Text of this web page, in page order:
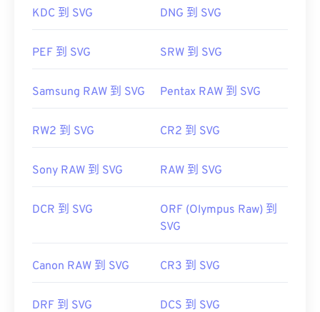
KDC 到 SVG DNG 到 SVG
PEF 到 SVG SRW 到 SVG
Samsung RAW 到 SVG Pentax RAW 到 SVG
RW2 到 SVG CR2 到 SVG
Sony RAW 到 SVG RAW 到 SVG
DCR 到 SVG
ORF (Olympus Raw) 到
SVG
Canon RAW 到 SVG CR3 到 SVG
DRF 到 SVG DCS 到 SVG